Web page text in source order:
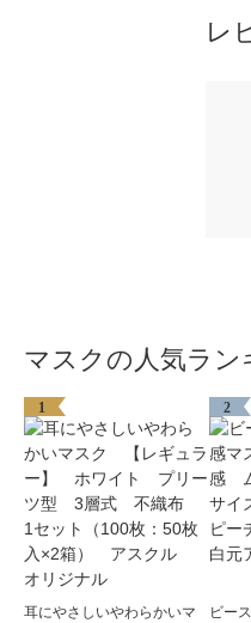
レ
マスクの人気ラン
1
耳にやさしいやわらかいマ
2
ビー